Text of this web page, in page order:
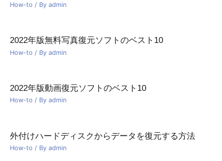
How-to / By admin
2022年版無料写真復元ソフトのベスト10
How-to / By admin
2022年版動画復元ソフトのベスト10
How-to / By admin
外付けハードディスクからデータを復元する方法
How-to / By admin